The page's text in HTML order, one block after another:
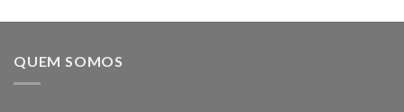
QUEM SOMOS